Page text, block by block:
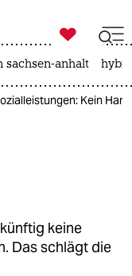

taz zahl ich
sachsen-anhalt
Kein
keine
Das schlägt die